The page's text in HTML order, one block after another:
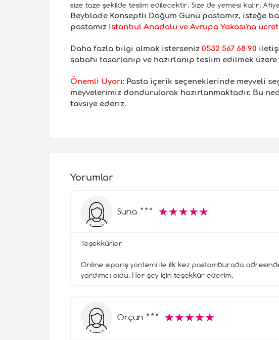
size taze şekilde teslim edilecektir. Size de yemesi kalır.
Beyblade Konseptli Doğum Günü pastamız, isteğe
pastamız İstanbul Anadolu ve Avrupa Yakası'na
Daha fazla bilgi almak isterseniz 0532 567 68 90
sabahı tasarlanıp ve hazırlanıp teslim edilmek üzere
Önemli Uyarı: Pasta içerik seçeneklerinde meyveli
meyvelerimiz dondurularak hazırlanmaktadır. Bu
tavsiye ederiz.
Yorumlar
Suna *** ☆☆☆☆☆
★★★★★
Teşekkürler
Online sipariş yöntemi ile ilk kez pastamburada
yardımcı oldu. Her şey için teşekkür ederim.
Orçun *** ☆☆☆☆☆
★★★★★